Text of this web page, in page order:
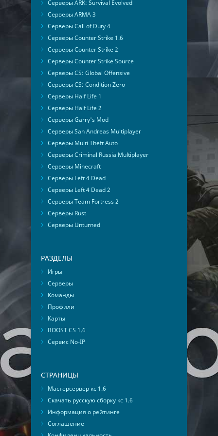
Серверы ARK: Survival Evolved
Серверы ARMA 3
Серверы Call of Duty 4
Серверы Counter Strike 1.6
Серверы Counter Strike 2
Серверы Counter Strike Source
Серверы CS: Global Offensive
Серверы CS: Condition Zero
Серверы Half Life 1
Серверы Half Life 2
Серверы Garry's Mod
Серверы San Andreas Multiplayer
Серверы Multi Theft Auto
Серверы Criminal Russia Multiplayer
Серверы Minecraft
Серверы Left 4 Dead
Серверы Left 4 Dead 2
Серверы Team Fortress 2
Серверы Rust
Серверы Unturned
РАЗДЕЛЫ
Игры
Серверы
Команды
Профили
Карты
BOOST CS 1.6
Сервис No-IP
СТРАНИЦЫ
Мастерсервер кс 1.6
Скачать русскую сборку кс 1.6
Информация о рейтинге
Соглашение